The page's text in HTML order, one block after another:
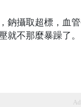
鈉攝取超標，血
就不那麼暴躁了。